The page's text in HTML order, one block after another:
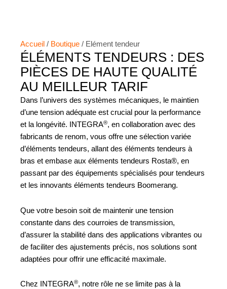
Accueil / Boutique / Elément tendeur
ÉLÉMENTS TENDEURS : DES
PIÈCES DE HAUTE QUALITÉ
AU MEILLEUR TARIF
Dans l’univers des systèmes mécaniques, le maintien
d’une tension adéquate est crucial pour la performance
et la longévité. INTEGRA®, en collaboration avec des
fabricants de renom, vous offre une sélection variée
d’éléments tendeurs, allant des éléments tendeurs à
bras et embase aux éléments tendeurs Rosta®, en
passant par des équipements spécialisés pour tendeurs
et les innovants éléments tendeurs Boomerang.
Que votre besoin soit de maintenir une tension
constante dans des courroies de transmission,
d’assurer la stabilité dans des applications vibrantes ou
de faciliter des ajustements précis, nos solutions sont
adaptées pour offrir une efficacité maximale.
Chez INTEGRA®, notre rôle ne se limite pas à la